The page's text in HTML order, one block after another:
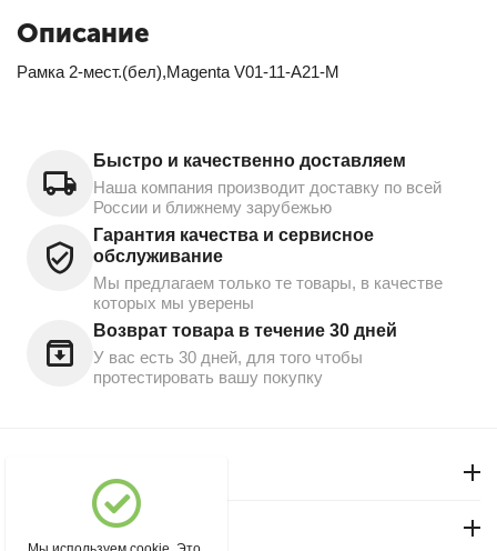
Описание
Рамка 2-мест.(бел),Magenta V01-11-A21-M
Быстро и качественно доставляем
Наша компания производит доставку по всей
России и ближнему зарубежью
Гарантия качества и сервисное
обслуживание
Мы предлагаем только те товары, в качестве
которых мы уверены
Возврат товара в течение 30 дней
У вас есть 30 дней, для того чтобы
протестировать вашу покупку
Магазин "Северный"